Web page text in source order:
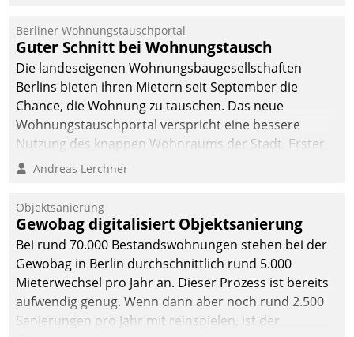
Berliner Wohnungstauschportal
Guter Schnitt bei Wohnungstausch
Die landeseigenen Wohnungsbaugesellschaften
Berlins bieten ihren Mietern seit September die
Chance, die Wohnung zu tauschen. Das neue
Wohnungstauschportal verspricht eine bessere
Nutzung des knappen Wohnraums der Stadt. Erster
Anwendungsfall für Datatrains Lösung API-Hub mit
Unternehmen.
Andreas Lerchner
Objektsanierung
Gewobag digitalisiert Objektsanierung
Bei rund 70.000 Bestandswohnungen stehen bei der
Gewobag in Berlin durchschnittlich rund 5.000
Mieterwechsel pro Jahr an. Dieser Prozess ist bereits
aufwendig genug. Wenn dann aber noch rund 2.500
Sanierungen pro Jahr mit reinspielen, ist der